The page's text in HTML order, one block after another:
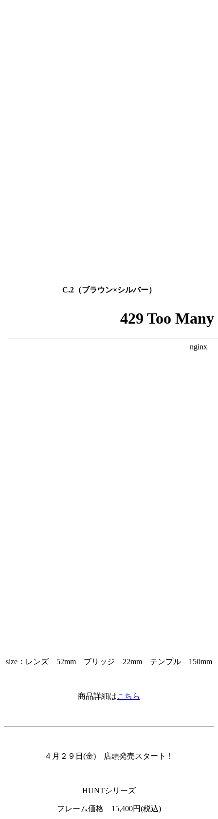
C.2（ブラウン×シルバー）
size：レンズ 52mm ブリッジ 22mm テンプル 150mm
商品詳細はこちら
４月２９日(金) 店頭発売スタート！
HUNTシリーズ
フレーム価格 15,400円(税込)